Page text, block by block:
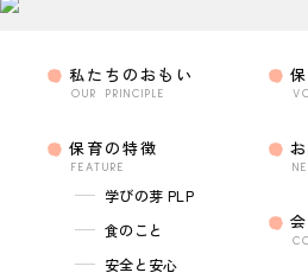
私たちのおもい
OUR PRINCIPLE
保育の特徴
FEATURE
学びの芽 PLP
食のこと
安全と安心